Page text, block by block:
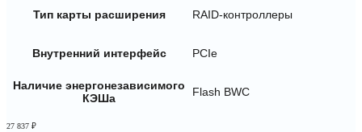
Тип карты расширения RAID-контроллеры
Внутренний интерфейс PCIe
Наличие энергонезависимого
КЭШа
Flash BWC
27 837 ₽